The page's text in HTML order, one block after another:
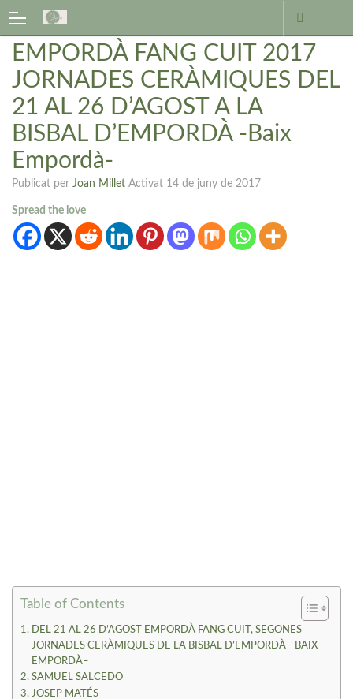
EMPORDÀ FANG CUIT 2017
JORNADES CERÀMIQUES DEL
21 AL 26 D’AGOST A LA
BISBAL D’EMPORDÀ -Baix
Empordà-
Publicat per Joan Millet Activat 14 de juny de 2017
Spread the love
Table of Contents
DEL 21 AL 26 D’AGOST EMPORDÀ FANG CUIT, SEGONES
JORNADES CERÀMIQUES DE LA BISBAL D’EMPORDÀ –BAIX
EMPORDÀ–
SAMUEL SALCEDO
JOSEP MATÉS